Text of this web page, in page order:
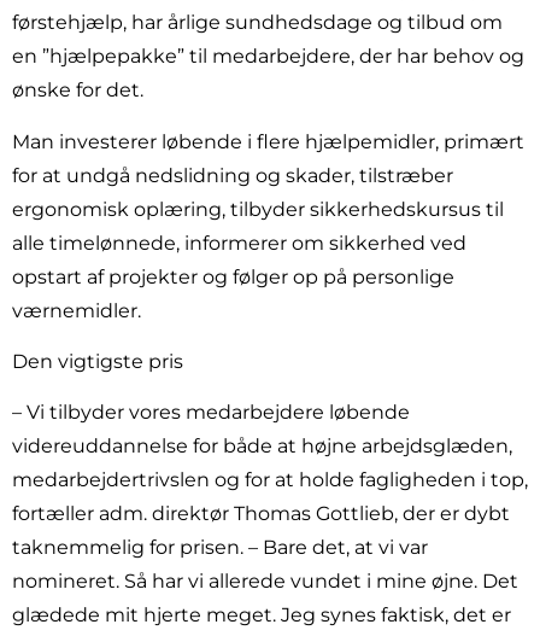
førstehjælp, har årlige sundhedsdage og tilbud om
en ”hjælpepakke” til medarbejdere, der har behov og
ønske for det.
Man investerer løbende i flere hjælpemidler, primært
for at undgå nedslidning og skader, tilstræber
ergonomisk oplæring, tilbyder sikkerhedskursus til
alle timelønnede, informerer om sikkerhed ved
opstart af projekter og følger op på personlige
værnemidler.
Den vigtigste pris
– Vi tilbyder vores medarbejdere løbende
videreuddannelse for både at højne arbejdsglæden,
medarbejdertrivslen og for at holde fagligheden i top,
fortæller adm. direktør Thomas Gottlieb, der er dybt
taknemmelig for prisen. – Bare det, at vi var
nomineret. Så har vi allerede vundet i mine øjne. Det
glædede mit hjerte meget. Jeg synes faktisk, det er